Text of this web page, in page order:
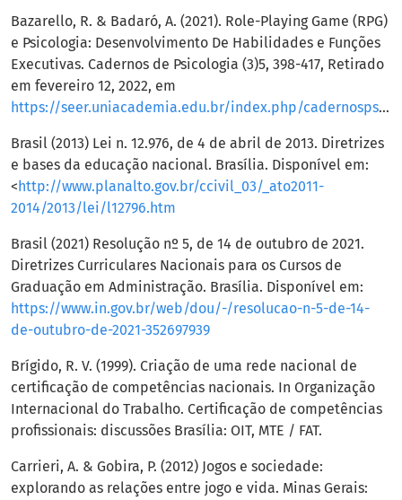
Bazarello, R. & Badaró, A. (2021). Role-Playing Game (RPG)
e Psicologia: Desenvolvimento De Habilidades e Funções
Executivas. Cadernos de Psicologia (3)5, 398-417, Retirado
em fevereiro 12, 2022, em
https://seer.uniacademia.edu.br/index.php/cadernospsicologia/issue/view/164
Brasil (2013) Lei n. 12.976, de 4 de abril de 2013. Diretrizes
e bases da educação nacional. Brasília. Disponível em:
< http://www.planalto.gov.br/ccivil_03/_ato2011-
2014/2013/lei/l12796.htm
Brasil (2021) Resolução nº 5, de 14 de outubro de 2021.
Diretrizes Curriculares Nacionais para os Cursos de
Graduação em Administração. Brasília. Disponível em:
https://www.in.gov.br/web/dou/-/resolucao-n-5-de-14-
de-outubro-de-2021-352697939
Brígido, R. V. (1999). Criação de uma rede nacional de
certificação de competências nacionais. In Organização
Internacional do Trabalho. Certificação de competências
profissionais: discussões Brasília: OIT, MTE / FAT.
Carrieri, A. & Gobira, P. (2012) Jogos e sociedade:
explorando as relações entre jogo e vida. Minas Gerais: